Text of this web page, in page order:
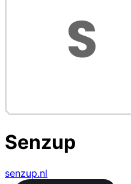
Senzup
senzup.nl